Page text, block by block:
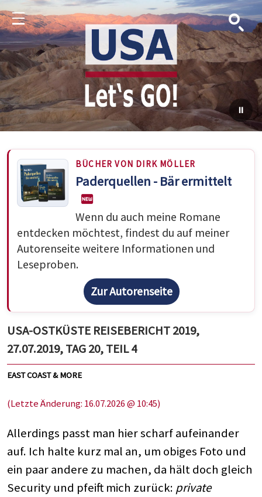
Menu Suche
BÜCHER VON DIRK MÖLLER
Paderquellen - Bär ermittelt
Wenn du auch meine Romane
entdecken möchtest, findest du auf meiner
Autorenseite weitere Informationen und
Leseproben.
Zur Autorenseite
USA-OSTKÜSTE REISEBERICHT 2019,
27.07.2019, TAG 20, TEIL 4
EAST COAST & MORE
(Letzte Änderung: 16.07.2026 @ 10:45)
Allerdings passt man hier scharf aufeinander
auf. Ich halte kurz mal an, um obiges Foto und
ein paar andere zu machen, da hält doch gleich
Security und pfeift mich zurück: private